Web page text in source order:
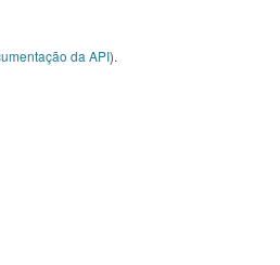
da API).